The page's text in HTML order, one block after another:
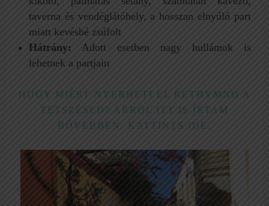
taverna és vendéglátóhely, a hosszan elnyúló part
miatt kevésbé zsúfolt
Hátrány: Adott esetben nagy hullámok is
lehetnek a partjain
HOGY MIÉRT NYERHETI EL RETHYMNO A
TETSZÉSED? ARRÓL ITT IS ÍRTAM
BŐVEBBEN. KATTINTS IDE.